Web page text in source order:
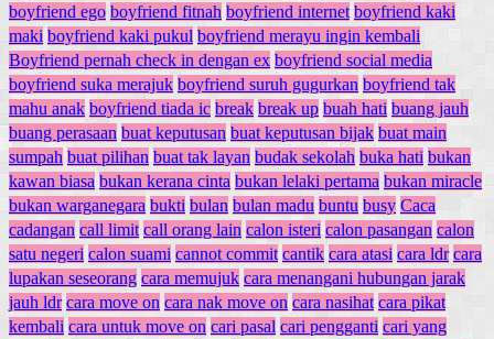
boyfriend ego boyfriend fitnah boyfriend internet boyfriend kaki
maki boyfriend kaki pukul boyfriend merayu ingin kembali
Boyfriend pernah check in dengan ex boyfriend social media
boyfriend suka merajuk boyfriend suruh gugurkan boyfriend tak
mahu anak boyfriend tiada ic break break up buah hati buang jauh
buang perasaan buat keputusan buat keputusan bijak buat main
sumpah buat pilihan buat tak layan budak sekolah buka hati bukan
kawan biasa bukan kerana cinta bukan lelaki pertama bukan miracle
bukan warganegara bukti bulan bulan madu buntu busy Caca
cadangan call limit call orang lain calon isteri calon pasangan calon
satu negeri calon suami cannot commit cantik cara atasi cara ldr cara
lupakan seseorang cara memujuk cara menangani hubungan jarak
jauh ldr cara move on cara nak move on cara nasihat cara pikat
kembali cara untuk move on cari pasal cari pengganti cari yang